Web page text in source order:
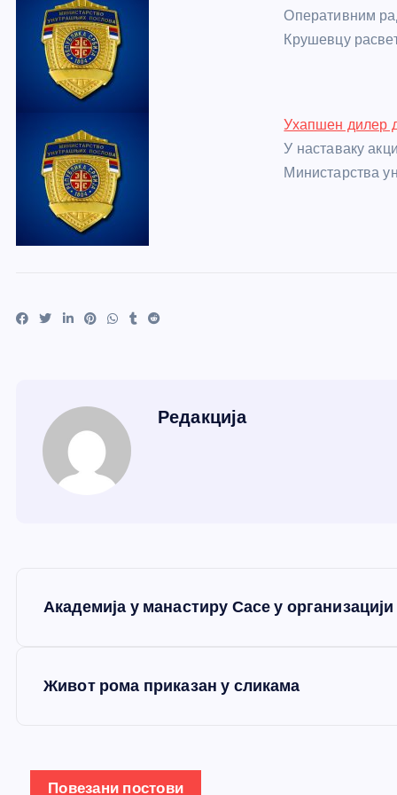
Оперативним
Крушевцу
Ухапшен дилер
У наставаку
Министарства
Редакција
Академија у манастиру Сасе у
Живот рома приказан у сликама
Повезани постови